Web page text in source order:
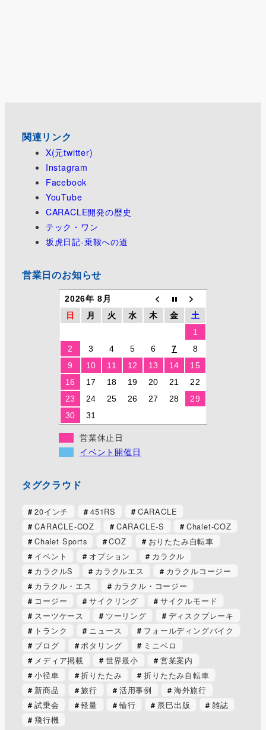
関連リンク
X(元twitter)
Instagram
Facebook
YouTube
CARACLE開発の歴史
テック・ワン
坂虎日記-乗鞍への道
営業日のお知らせ
2026年 8月
日
月 火 水 木 金
土
1
2
3 4 5 6 7
8
9
10 11 12 13 14
15
16
17 18 19 20 21
22
23
24 25 26 27 28
29
30
31
営業休止日
イベント開催日
タグクラウド
20インチ 451RS
CARACLE
CARACLE-COZ
CARACLE-S
Chalet-COZ
Chalet Sports
COZ
おりたたみ自転車
イベント
オプション
カラクル
カラクルS
カラクルエス
カラクルコージー
カラクル・エス
カラクル・コージー
コージー
サイクリング
サイクルモード
スーツケース
ツーリング
ディスクブレーキ
トランク
ニュース
フォールディングバイク
ブログ
ポタリング
ミニベロ
メディア掲載
世界最小
営業案内
小径車
折りたたみ
折りたたみ自転車
新商品
旅行 活用事例
海外旅行
試乗会
軽量 輪行 辰巳出版
雑誌
飛行機